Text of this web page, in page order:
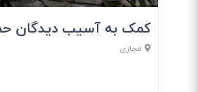
کمک به آسیب دیدگان
مجازی